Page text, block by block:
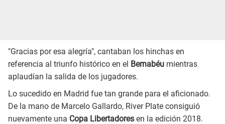
"Gracias por esa alegría", cantaban los hinchas en
referencia al triunfo histórico en el Bernabéu mientras
aplaudían la salida de los jugadores.
Lo sucedido en Madrid fue tan grande para el aficionado.
De la mano de Marcelo Gallardo, River Plate consiguió
nuevamente una Copa Libertadores en la edición 2018.